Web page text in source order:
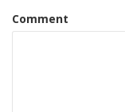
Comment